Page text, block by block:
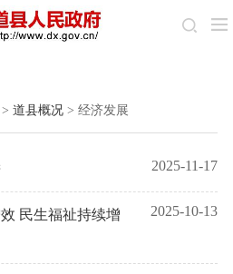
> 道县概况 > 经济发展
2025-11-17
民生福祉持续增
2025-10-13